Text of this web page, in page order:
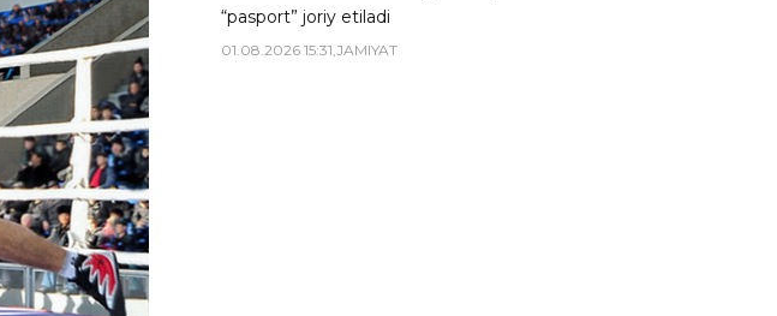
“pasport” joriy etiladi
01.08.2026 15:31,JAMIYAT